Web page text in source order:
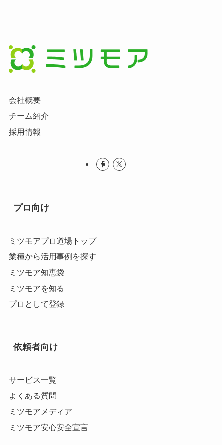
会社概要
チーム紹介
採用情報
プロ向け
ミツモアプロ道場トップ
業種から活用事例を探す
ミツモア知恵袋
ミツモアを知る
プロとして登録
依頼者向け
サービス一覧
よくある質問
ミツモアメディア
ミツモア安心安全宣言